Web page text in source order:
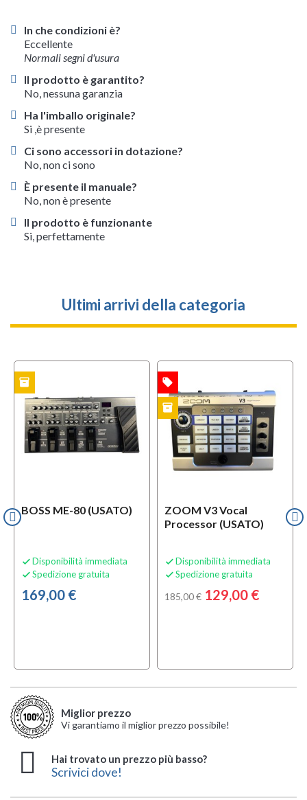
In che condizioni è?
Eccellente
Normali segni d'usura
Il prodotto è garantito?
No, nessuna garanzia
Ha l'imballo originale?
Si ,è presente
Ci sono accessori in dotazione?
No, non ci sono
È presente il manuale?
No, non è presente
Il prodotto è funzionante
Si, perfettamente
Ultimi arrivi della categoria
BOSS ME-80 (USATO)
 Disponibilità immediata
 Spedizione gratuita
169,00 €
inventory
ZOOM V3 Vocal
Processor (USATO)
 Disponibilità immediata
 Spedizione gratuita
185,00 € 129,00 €
local_offer
USATO inventory USATO
Miglior prezzo
Vi garantiamo il miglior prezzo possibile!
Hai trovato un prezzo più basso?
Scrivici dove!